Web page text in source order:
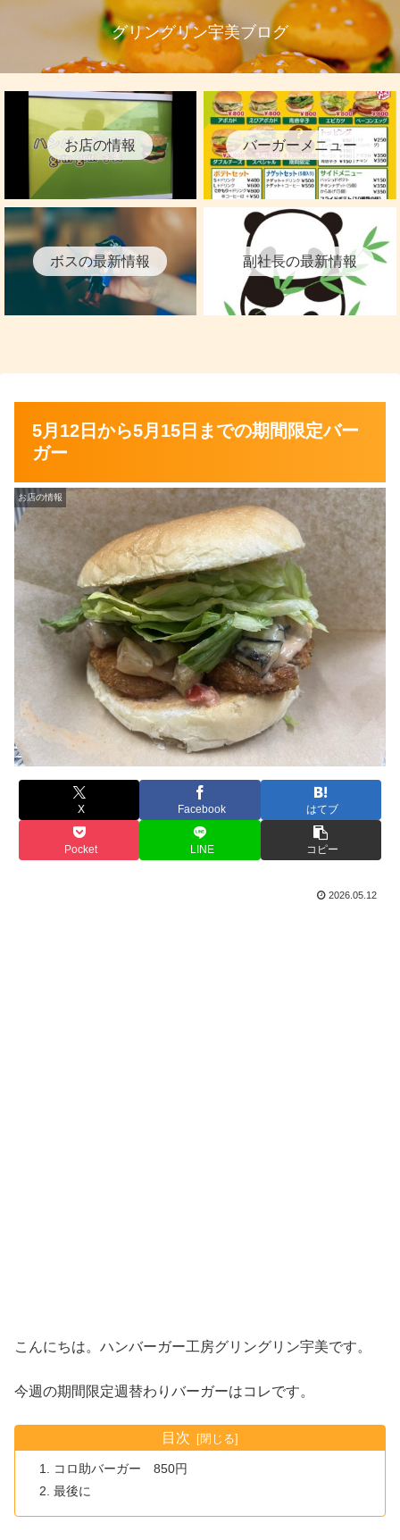
グリングリン宇美ブログ
お店の情報 バーガーメニュー
ボスの最新情報 副社長の最新情報
5月12日から5月15日までの期間限定バー
ガー
お店の情報
X Facebook はてブ
Pocket LINE コピー
2026.05.12
こんにちは。ハンバーガー工房グリングリン宇美です。
今週の期間限定週替わりバーガーはコレです。
目次
コロ助バーガー 850円
最後に